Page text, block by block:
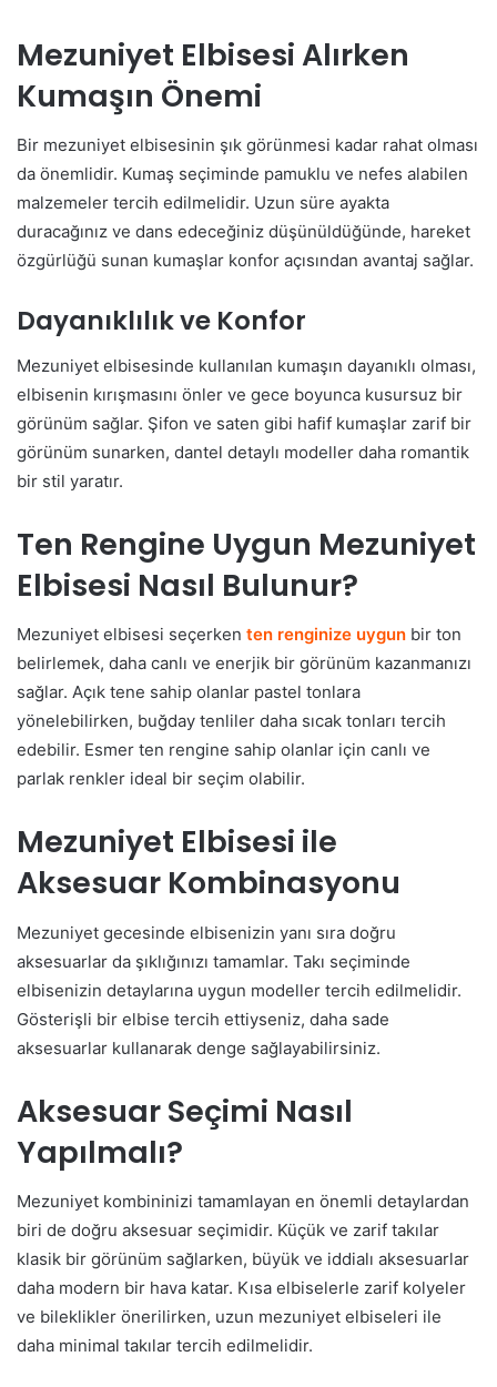
Mezuniyet Elbisesi Alırken
Kumaşın Önemi
Bir mezuniyet elbisesinin şık görünmesi kadar rahat olması
da önemlidir. Kumaş seçiminde pamuklu ve nefes alabilen
malzemeler tercih edilmelidir. Uzun süre ayakta
duracağınız ve dans edeceğiniz düşünüldüğünde, hareket
özgürlüğü sunan kumaşlar konfor açısından avantaj sağlar.
Dayanıklılık ve Konfor
Mezuniyet elbisesinde kullanılan kumaşın dayanıklı olması,
elbisenin kırışmasını önler ve gece boyunca kusursuz bir
görünüm sağlar. Şifon ve saten gibi hafif kumaşlar zarif bir
görünüm sunarken, dantel detaylı modeller daha romantik
bir stil yaratır.
Ten Rengine Uygun Mezuniyet
Elbisesi Nasıl Bulunur?
Mezuniyet elbisesi seçerken ten renginize uygun bir ton
belirlemek, daha canlı ve enerjik bir görünüm kazanmanızı
sağlar. Açık tene sahip olanlar pastel tonlara
yönelebilirken, buğday tenliler daha sıcak tonları tercih
edebilir. Esmer ten rengine sahip olanlar için canlı ve
parlak renkler ideal bir seçim olabilir.
Mezuniyet Elbisesi ile
Aksesuar Kombinasyonu
Mezuniyet gecesinde elbisenizin yanı sıra doğru
aksesuarlar da şıklığınızı tamamlar. Takı seçiminde
elbisenizin detaylarına uygun modeller tercih edilmelidir.
Gösterişli bir elbise tercih ettiyseniz, daha sade
aksesuarlar kullanarak denge sağlayabilirsiniz.
Aksesuar Seçimi Nasıl
Yapılmalı?
Mezuniyet kombininizi tamamlayan en önemli detaylardan
biri de doğru aksesuar seçimidir. Küçük ve zarif takılar
klasik bir görünüm sağlarken, büyük ve iddialı aksesuarlar
daha modern bir hava katar. Kısa elbiselerle zarif kolyeler
ve bileklikler önerilirken, uzun mezuniyet elbiseleri ile
daha minimal takılar tercih edilmelidir.